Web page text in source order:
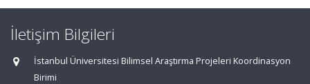
İletişim Bilgileri
İstanbul Üniversitesi Bilimsel Araştırma Projeleri Koordinasyon
Birimi